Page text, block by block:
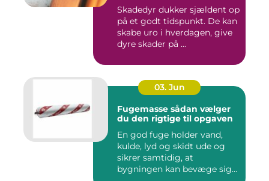
Skadedyr dukker sjældent op
på et godt tidspunkt. De kan
skabe uro i hverdagen, give
dyre skader på ...
03. Jun
Fugemasse sådan vælger
du den rigtige til opgaven
En god fuge holder vand,
kulde, lyd og skidt ude og
sikrer samtidig, at
bygningen kan bevæge sig